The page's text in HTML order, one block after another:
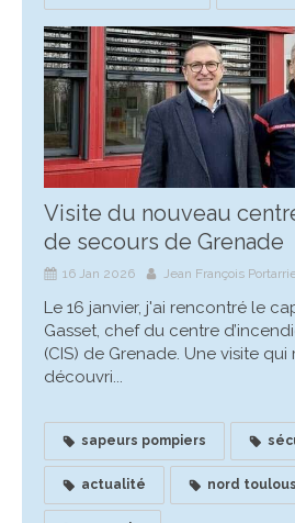
Visite du nouveau
de secours de Grenade
16 Jan 2026 Jean François
Le 16 janvier, j'ai rencontré le
Gasset, chef du centre
(CIS) de Grenade. Une visite
découvri...
sapeurs pompiers
actualité nord